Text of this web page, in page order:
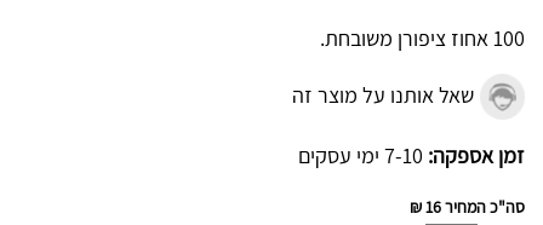
100 אחוז ציפורן משובחת.
שאל אותנו על מוצר זה
זמן אספקה: 7-10 ימי עסקים
סה"כ המחיר16 ₪